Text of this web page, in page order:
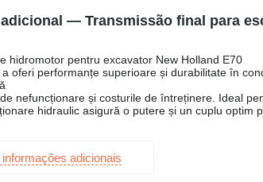
— Transmissão final para
hidromotor pentru excavator New Holland E70
oferi performanțe superioare și durabilitate în
nefuncționare și costurile de întreținere. Ideal
hidraulic asigură o putere și un cuplu
informações adicionais